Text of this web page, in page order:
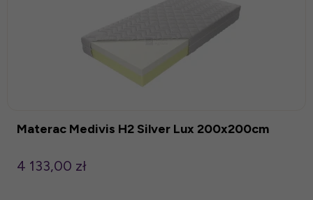
Materac Medivis H2 Silver Lux 200x200cm
4 133,00 zł